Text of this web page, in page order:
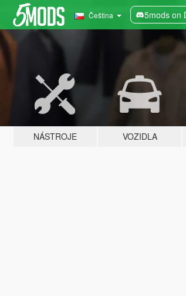
Čeština 5mods on
NÁSTROJE VOZIDLA